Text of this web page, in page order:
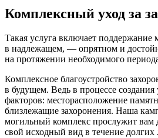
Комплексный уход за
Такая услуга включает поддержание
в надлежащем, — опрятном и
на протяжении необходимого
Комплексное благоустройство
в будущем. Ведь в процессе
факторов: месторасположение
близлежащие захоронения. Наша
могильный комплекс прослужит вам
свой исходный вид в течение долгих